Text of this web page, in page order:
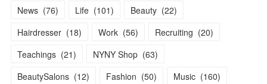
News (76) Life (101) Beauty (22)
Hairdresser (18) Work (56) Recruiting (20)
Teachings (21) NYNY Shop (63)
BeautySalons (12) Fashion (50) Music (160)